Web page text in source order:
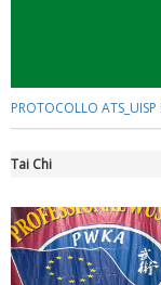
Tiziano Pesce a
PROTOCOLLO ATS_UISP
Tai Chi